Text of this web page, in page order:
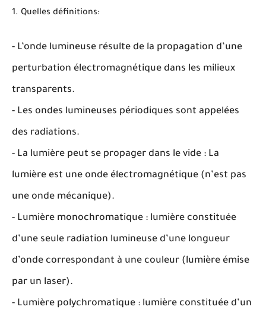
1. Quelles définitions:
- L’onde lumineuse résulte de la propagation d’une
perturbation électromagnétique dans les milieux
transparents.
- Les ondes lumineuses périodiques sont appelées
des radiations.
- La lumière peut se propager dans le vide : La
lumière est une onde électromagnétique (n’est pas
une onde mécanique).
- Lumière monochromatique : lumière constituée
d’une seule radiation lumineuse d’une longueur
d’onde correspondant à une couleur (lumière émise
par un laser).
- Lumière polychromatique : lumière constituée d’un